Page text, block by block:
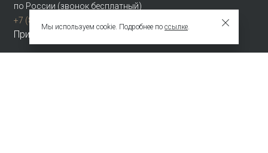
по России (звонок бесплатный)
+7 (800) 775-42-46
Присоединяйтесь
Мы используем cookie. Подробнее по ссылке